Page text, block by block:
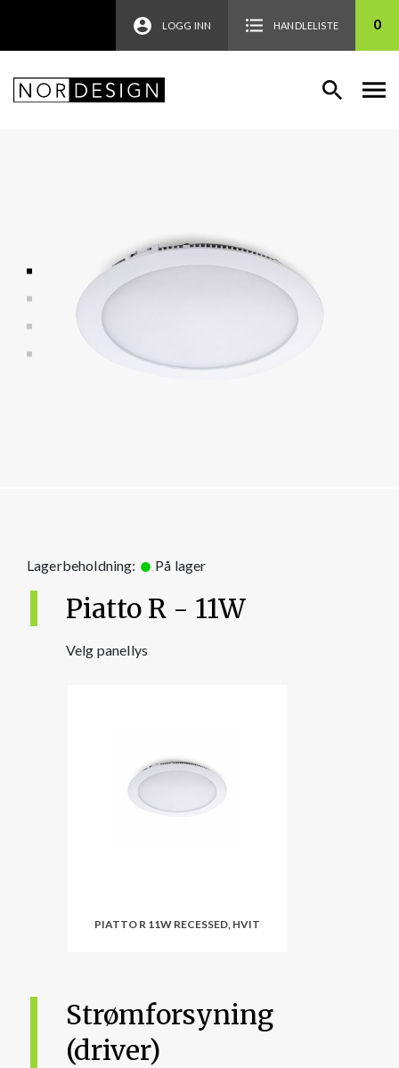
LOGG INN HANDLELISTE 0
Lagerbeholdning: På lager
Piatto R - 11W
Velg panellys
PIATTO R 11W RECESSED, HVIT
Strømforsyning
(driver)